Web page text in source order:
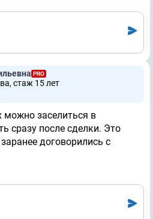
PRO
стаж 15 лет
можно заселиться в
сразу после сделки. Это
договорились с